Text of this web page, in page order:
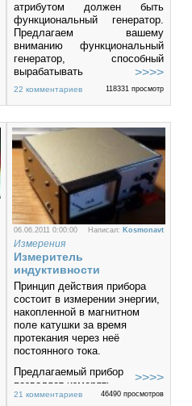
атрибутом должен быть
функциональный генератор.
Предлагаем вашему
вниманию функциональный
генератор, способный
вырабатывать
синусоидальный,
прямоугольный, треугольный
стабильности и точности. При
желании, выходной сигнал
может быть модулированным.
22 комментариев 118331 просмотр
06.06.2011 0:00:00 Написал: Kosmonavt
Измерения
Измеритель
индуктивности
Принцип действия прибора
состоит в измерении энергии,
накопленной в магнитном
поле катушки за время
протекания через неё
постоянного тока.
Предлагаемый прибор
позволяет измерять
индуктивности катушек на
21 комментариев 46490 просмотров